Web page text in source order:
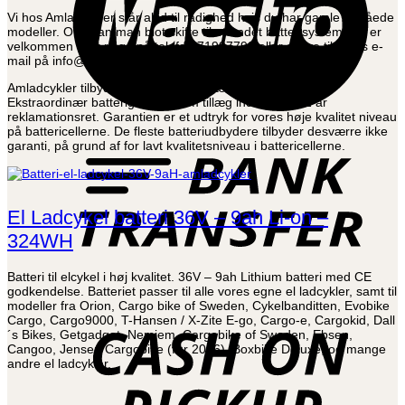
Vi hos Amladcykler står altid til rådighed hvis du har gamle udgåede
modeller. Ofte kan man blot skifte til et andet batterisystem. Du er
velkommen til at ringe på telefon 71997799 eller skrive til vores e-
mail på info@amldcaykler.dk
Amladcykler tilbyder helt ekstraordinært hele 6 måneders
Ekstraordinær batterigaranti, som tillæg indenfor de 2 år
reklamationsret. Garantien er et udtryk for vores høje kvalitet niveau
på battericellerne. De fleste batteriudbydere tilbyder desværre ikke
garanti, på grund af for lavt kvalitetsniveau i battericellerne.
El Ladcykel batteri 36V – 9ah Li-on –
324WH
Batteri til elcykel i høj kvalitet. 36V – 9ah Lithium batteri med CE
godkendelse. Batteriet passer til alle vores egne el ladcykler, samt til
modeller fra Orion, Cargo bike of Sweden, Cykelbanditten, Evobike
Cargo, Cargo9000, T-Hansen / X-Zite E-go, Cargo-e, Cargokid, Dall
´s Bikes, Getgadget, Nemjem, Cargobike of Sweden, Ebsen,
Cangoo, Jensen Cargobike (før 2016), Boxbike Deluxe, og mange
andre el ladcykler.